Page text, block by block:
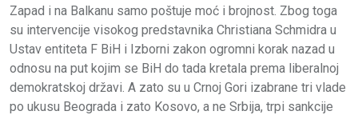
Zapad i na Balkanu samo poštuje moć i brojnost. Zbog toga
su intervencije visokog predstavnika Christiana Schmidra u
Ustav entiteta F BiH i Izborni zakon ogromni korak nazad u
odnosu na put kojim se BiH do tada kretala prema liberalnoj
demokratskoj državi. A zato su u Crnoj Gori izabrane tri vlade
po ukusu Beograda i zato Kosovo, a ne Srbija, trpi sankcije